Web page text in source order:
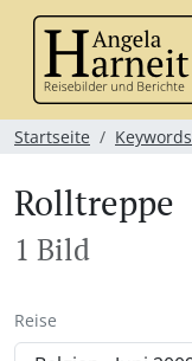
Startseite Keywords
Rolltreppe
1 Bild
Reise